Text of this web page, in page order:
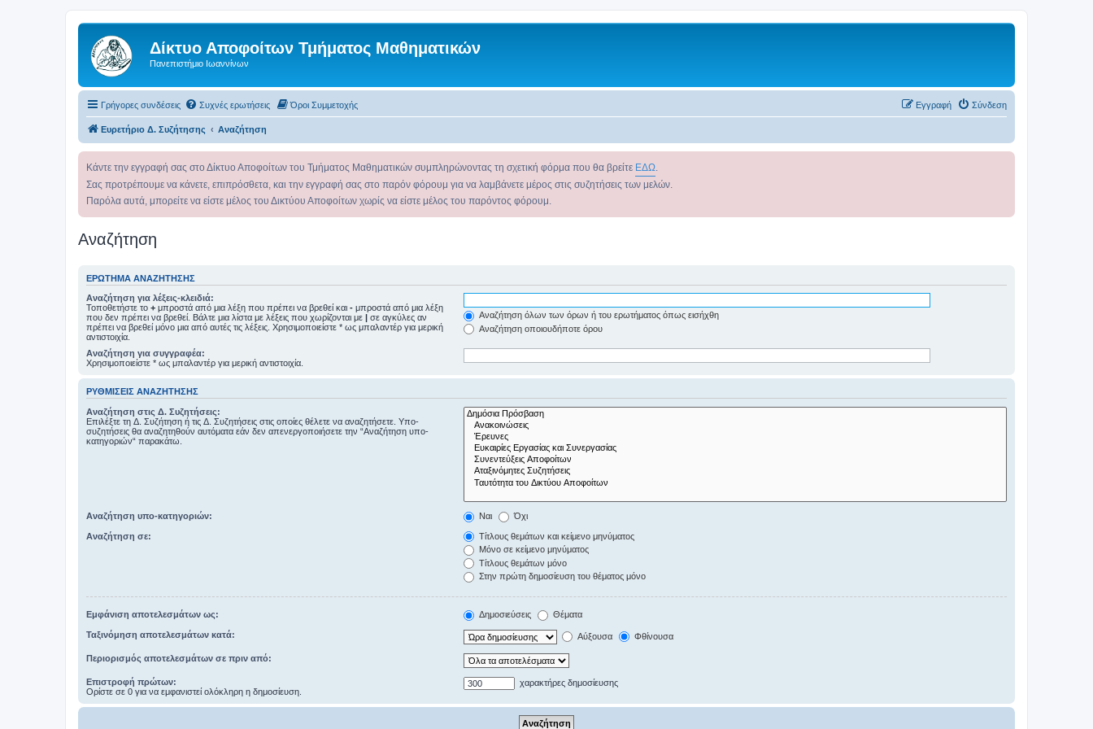
Δίκτυο Αποφοίτων Τμήματος Μαθηματικών
Πανεπιστήμιο Ιωαννίνων
Γρήγορες συνδέσεις Συχνές ερωτήσεις Όροι Συμμετοχής Σύνδεση
Εγγραφή
Ευρετήριο Δ. Συζήτησης Αναζήτηση
Κάντε την εγγραφή σας στο Δίκτυο Αποφοίτων του Τμήματος Μαθηματικών συμπληρώνοντας τη σχετική φόρμα που θα βρείτε ΕΔΩ
Σας προτρέπουμε να κάνετε, επιπρόσθετα, και την εγγραφή σας στο παρόν φόρουμ για να λαμβάνετε μέρος στις συζητήσεις των μελών.
Παρόλα αυτά, μπορείτε να είστε μέλος του Δικτύου Αποφοίτων χωρίς να είστε μέλος του παρόντος φόρουμ.
Αναζήτηση
ΕΡΏΤΗΜΑ ΑΝΑΖΉΤΗΣΗΣ
Αναζήτηση για λέξεις-κλειδιά:
Τοποθετήστε το + μπροστά από μια λέξη που πρέπει να βρεθεί και - μπροστά από μια λέξη
που δεν πρέπει να βρεθεί. Βάλτε μια λίστα με λέξεις που χωρίζονται με | σε αγκύλες αν
πρέπει να βρεθεί μόνο μια από αυτές τις λέξεις. Χρησιμοποιείστε * ως μπαλαντέρ για μερική
αντιστοιχία.
Αναζήτηση όλων των όρων ή του ερωτήματος όπως εισήχθη
Αναζήτηση οποιουδήποτε όρου
Αναζήτηση για συγγραφέα:
Χρησιμοποιείστε * ως μπαλαντέρ για μερική αντιστοιχία.
ΡΥΘΜΊΣΕΙΣ ΑΝΑΖΉΤΗΣΗΣ
Αναζήτηση στις Δ. Συζητήσεις:
Επιλέξτε τη Δ. Συζήτηση ή τις Δ. Συζητήσεις στις οποίες θέλετε να αναζητήσετε. Υπο-
συζητήσεις θα αναζητηθούν αυτόματα εάν δεν απενεργοποιήσετε την “Αναζήτηση υπο-
κατηγοριών“ παρακάτω.
Αναζήτηση υπο-κατηγοριών: Ναι Όχι
Αναζήτηση σε:
Τίτλους θεμάτων και κείμενο μηνύματος
Μόνο σε κείμενο μηνύματος
Τίτλους θεμάτων μόνο
Στην πρώτη δημοσίευση του θέματος μόνο
Εμφάνιση αποτελεσμάτων ως: Δημοσιεύσεις Θέματα
Ταξινόμηση αποτελεσμάτων κατά: Αύξουσα Φθίνουσα
Περιορισμός αποτελεσμάτων σε πριν από:
Επιστροφή πρώτων:
Ορίστε σε 0 για να εμφανιστεί ολόκληρη η δημοσίευση.
χαρακτήρες δημοσίευσης